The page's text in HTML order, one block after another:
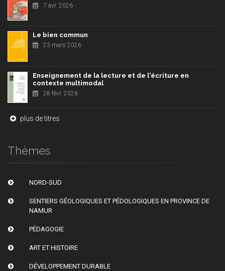
7 avr. 2026
Le bien commun
23 mars 2026
Enseignement de la lecture et de l'écriture en
contexte multimodal
28 févr. 2026
plus de titres
Thèmes
NORD-SUD
SENTIERS GÉOLOGIQUES ET PÉDOLOGIQUES EN PROVINCE DE
NAMUR
PÉDAGOGIE
ART ET HISTOIRE
DÉVELOPPEMENT DURABLE